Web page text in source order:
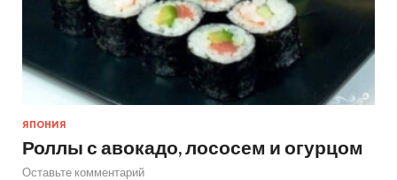
ЯПОНИЯ
Роллы с авокадо, лососем и огурцом
Оставьте комментарий